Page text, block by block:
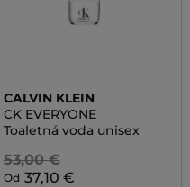
CALVIN KLEIN
CK EVERYONE
Toaletná voda unisex
53,00 €
Od 37,10 €